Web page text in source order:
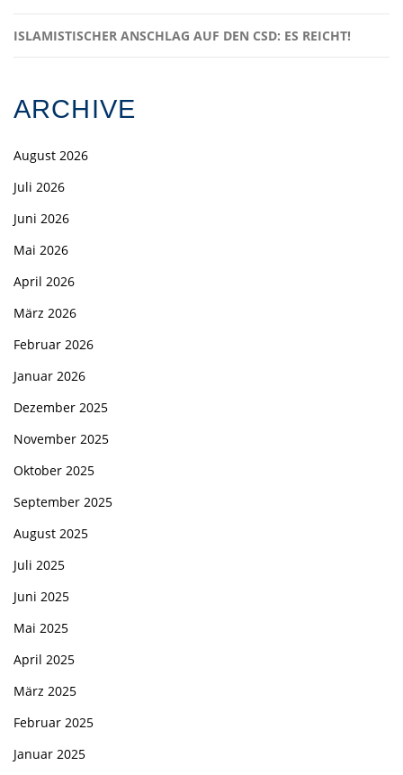
ISLAMISTISCHER ANSCHLAG AUF DEN CSD: ES REICHT!
ARCHIVE
August 2026
Juli 2026
Juni 2026
Mai 2026
April 2026
März 2026
Februar 2026
Januar 2026
Dezember 2025
November 2025
Oktober 2025
September 2025
August 2025
Juli 2025
Juni 2025
Mai 2025
April 2025
März 2025
Februar 2025
Januar 2025